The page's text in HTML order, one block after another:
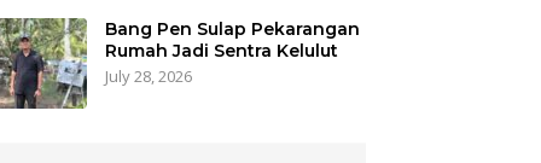
Bang Pen Sulap Pekarangan
Rumah Jadi Sentra Kelulut
July 28, 2026